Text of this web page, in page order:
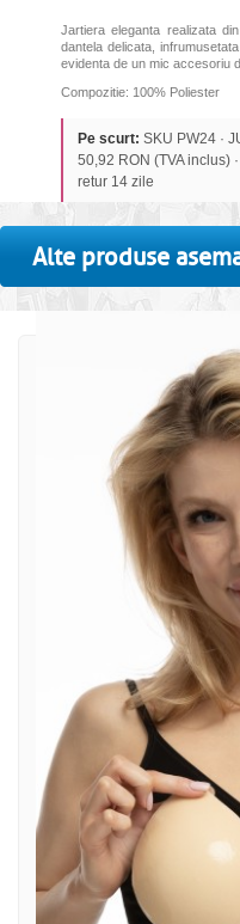
Jartiera eleganta realizata
dantela delicata,
evidenta de un mic accesoriu
Compozitie: 100% Poliester
Pe scurt: SKU PW24 ·
50,92 RON (TVA inclus)
retur 14 zile
Alte produse